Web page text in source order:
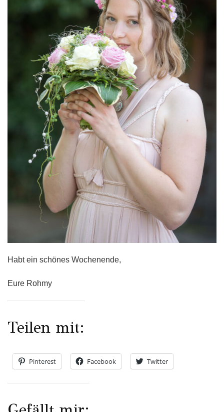
Habt ein schönes Wochenende,
Eure Rohmy
Teilen mit:
Pinterest Facebook Twitter